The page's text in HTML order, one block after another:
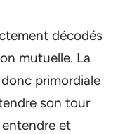
décodés
mutuelle. La
primordiale
son tour
entendre et